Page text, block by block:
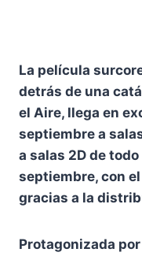
La película
detrás de una
el Aire, llega en
septiembre a
a salas 2D de
septiembre, con
gracias a la
Protagonizada